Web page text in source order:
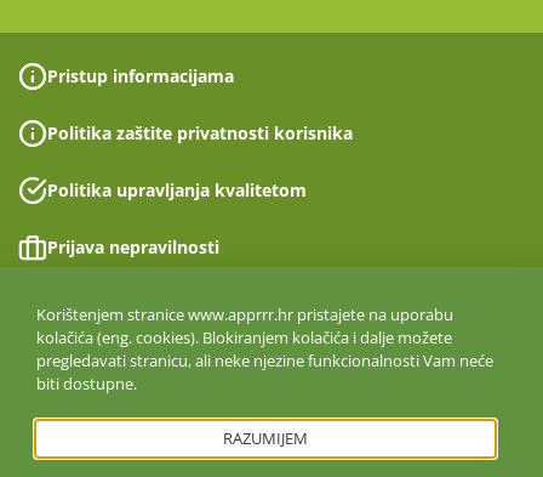
Pristup informacijama
Politika zaštite privatnosti korisnika
Politika upravljanja kvalitetom
Prijava nepravilnosti
Izjava o pristupačnosti
Politika informacijske sigurnosti
ISO 27001:2022
Korištenjem stranice www.apprrr.hr pristajete na uporabu
kolačića (eng. cookies). Blokiranjem kolačića i dalje možete
pregledavati stranicu, ali neke njezine funkcionalnosti Vam neće
biti dostupne.
RAZUMIJEM